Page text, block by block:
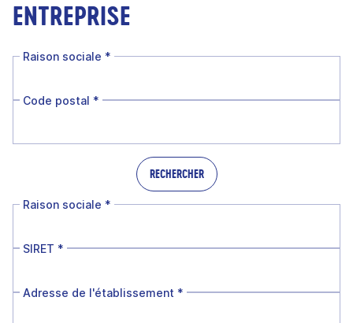
ENTREPRISE
Raison sociale *
Code postal *
RECHERCHER
Raison sociale *
SIRET *
Adresse de l'établissement *